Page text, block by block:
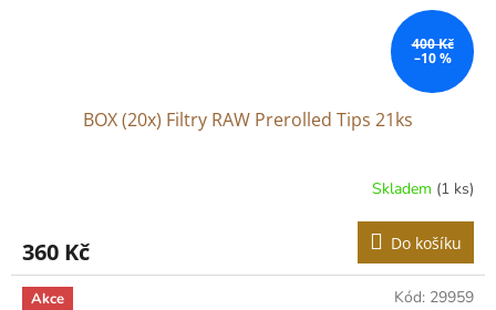
400 Kč
–10 %
BOX (20x) Filtry RAW Prerolled Tips 21ks
Skladem (1 ks)
360 Kč Do košíku
Akce
Kód: 29959